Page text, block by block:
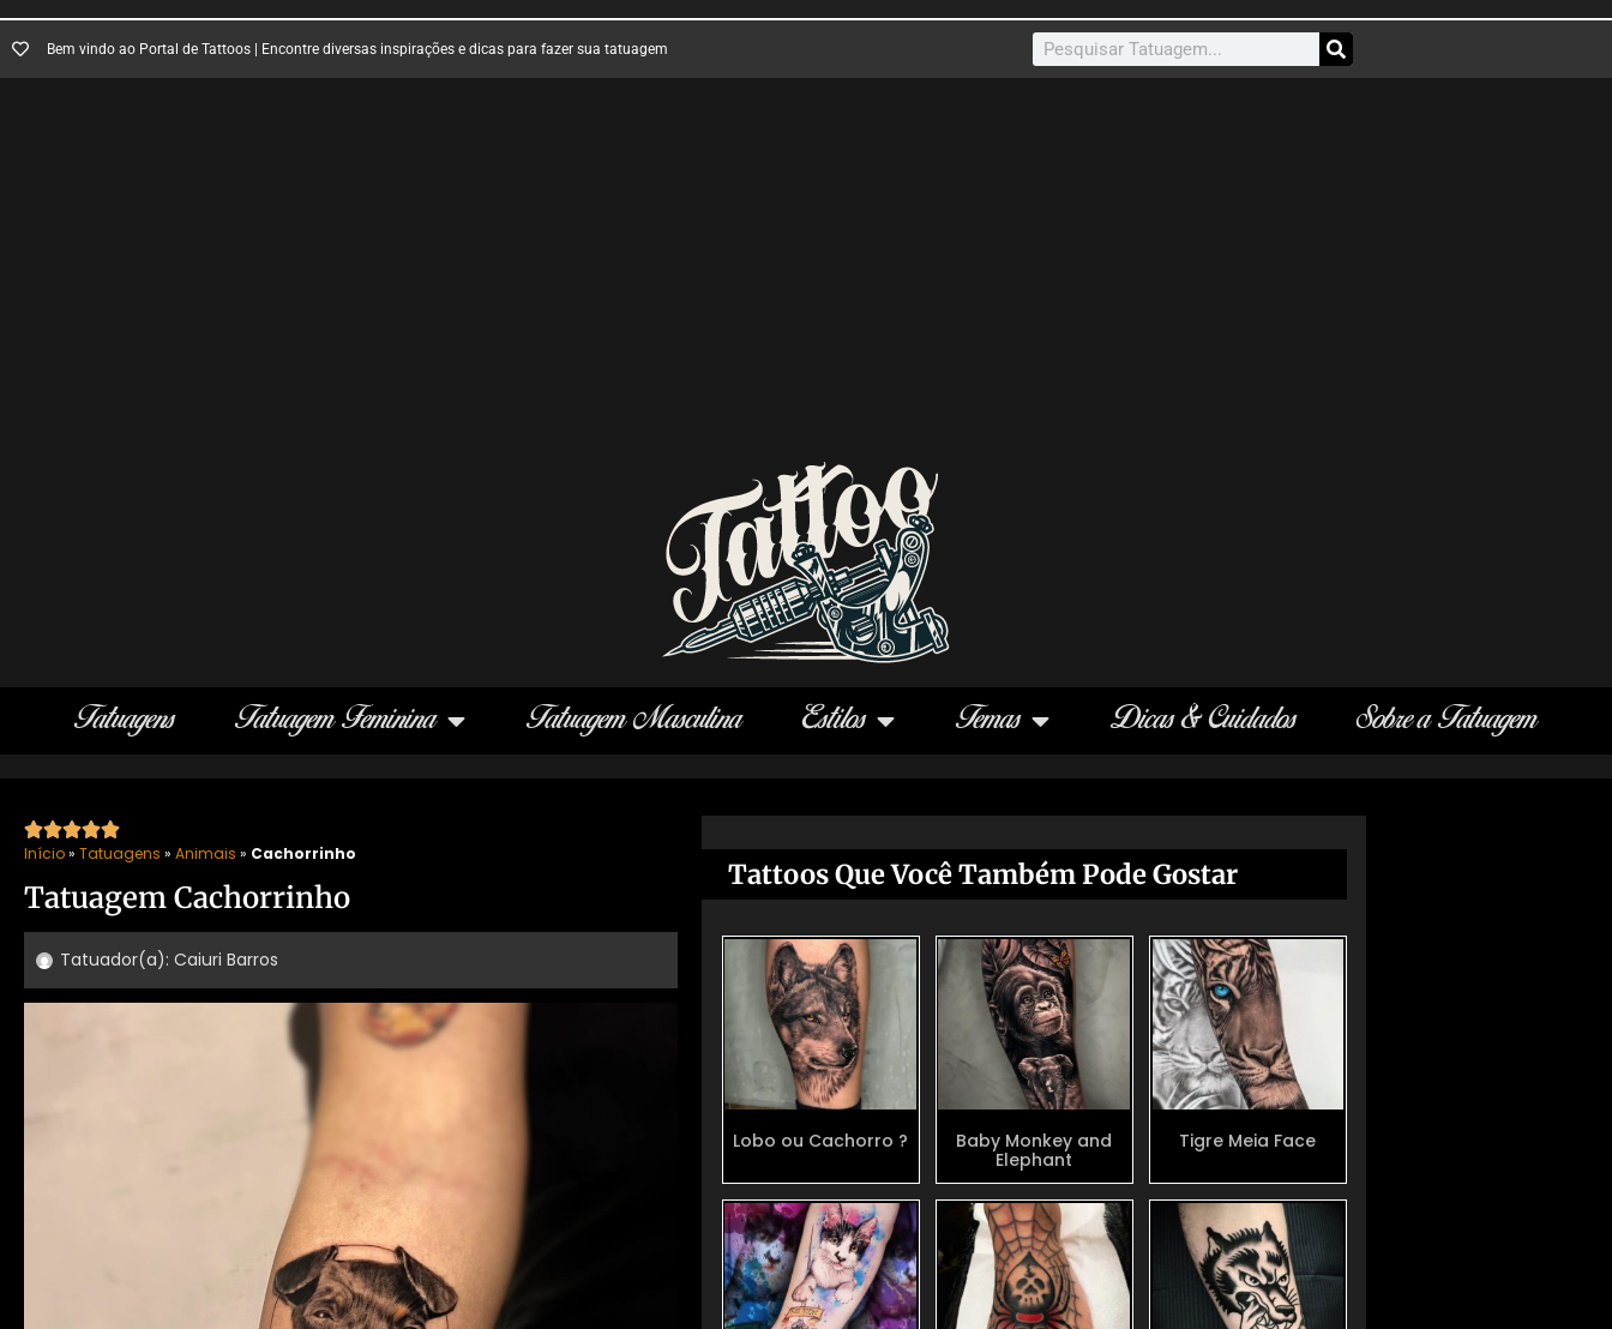
Bem vindo ao Portal de Tattoos | Encontre diversas inspirações e dicas para fazer sua tatuagem
Tatuagens Tatuagem Feminina Tatuagem Masculina Estilos Temas Dicas & Cuidados Sobre a Tatuagem

Início» Tatuagens » Animais » Cachorrinho
Tatuagem Cachorrinho
Tatuador(a): Caiuri Barros
Tattoos Que Você Também Pode Gostar
Lobo ou Cachorro ?
Baby Monkey and
Elephant
Tigre Meia Face